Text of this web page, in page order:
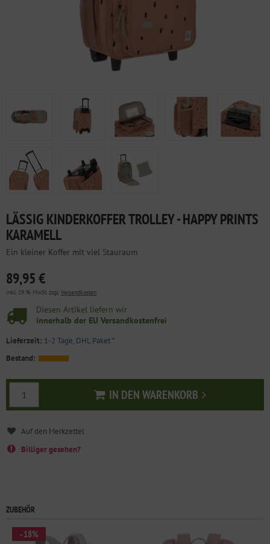
LÄSSIG KINDERKOFFER TROLLEY - HAPPY PRINTS
KARAMELL
Ein kleiner Koffer mit viel Stauraum
89,95 €
inkl. 19 % MwSt. zzgl. Versandkosten
Diesen Artikel liefern wir
innerhalb der EU Versandkostenfrei
Lieferzeit: 1-2 Tage, DHL Paket*
Bestand:
IN DEN WARENKORB
In den Warenkorb
Billiger gesehen?
ZUBEHÖR
- 18%